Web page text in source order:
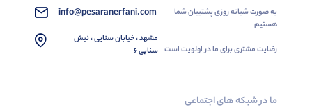
به صورت شبانه روزی پشتیبان شما
هستیم
رضایت مشتری برای ما در اولویت است
info@pesaranerfani.com
مشهد ، خیابان سنایی ، نبش
سنایی 6
ما در شبکه های اجتماعی